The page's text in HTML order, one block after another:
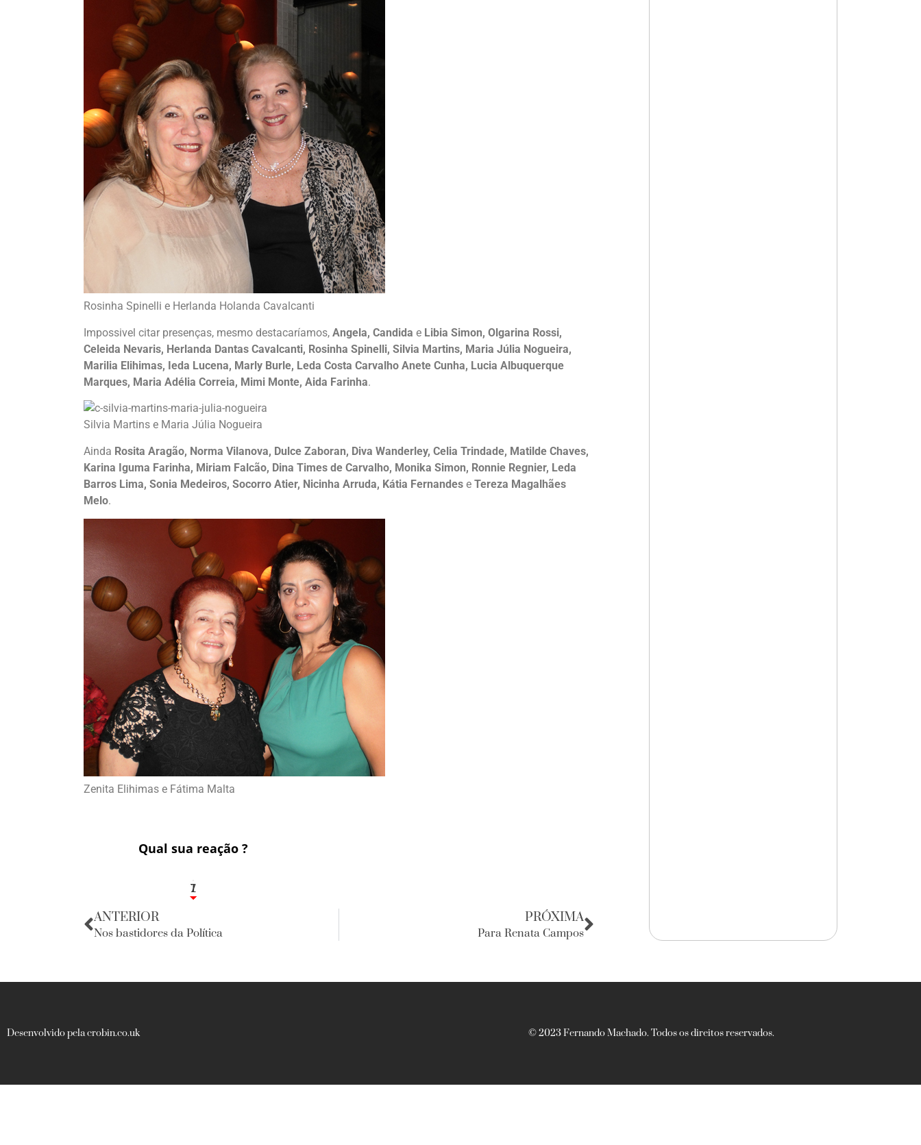
Rosinha Spinelli e Herlanda Holanda Cavalcanti
Impossivel citar presenças, mesmo destacaríamos, Angela, Candida e Libia Simon, Olgarina Rossi,
Celeida Nevaris, Herlanda Dantas Cavalcanti, Rosinha Spinelli, Silvia Martins, Maria Júlia Nogueira,
Marilia Elihimas, Ieda Lucena, Marly Burle, Leda Costa Carvalho Anete Cunha, Lucia Albuquerque
Marques, Maria Adélia Correia, Mimi Monte, Aida Farinha.
Silvia Martins e Maria Júlia Nogueira
Ainda Rosita Aragão, Norma Vilanova, Dulce Zaboran, Diva Wanderley, Celia Trindade, Matilde Chaves,
Karina Iguma Farinha, Miriam Falcão, Dina Times de Carvalho, Monika Simon, Ronnie Regnier, Leda
Barros Lima, Sonia Medeiros, Socorro Atier, Nicinha Arruda, Kátia Fernandes e Tereza Magalhães
Melo.
Zenita Elihimas e Fátima Malta
Qual sua reação ?
1
7
ANTERIOR
Nos bastidores da Política
PRÓXIMA
Para Renata Campos
Desenvolvido pela crobin.co.uk © 2023 Fernando Machado. Todos os direitos reservados.